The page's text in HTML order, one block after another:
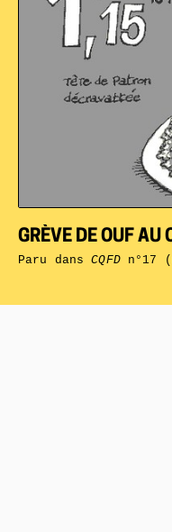
GRÈVE DE OUF AU
Paru dansCQFDn°17